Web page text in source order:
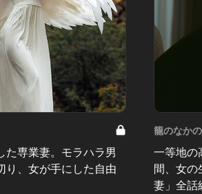
た専業妻。モラハラ男
り、女が手にした自由
籠のなか
一等地の
間、女
妻」全話